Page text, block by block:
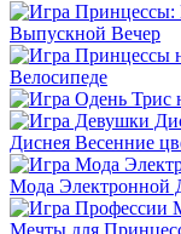
Выпускной Вечер
Велосипеде
Диснея Весенние
Мода Электронной